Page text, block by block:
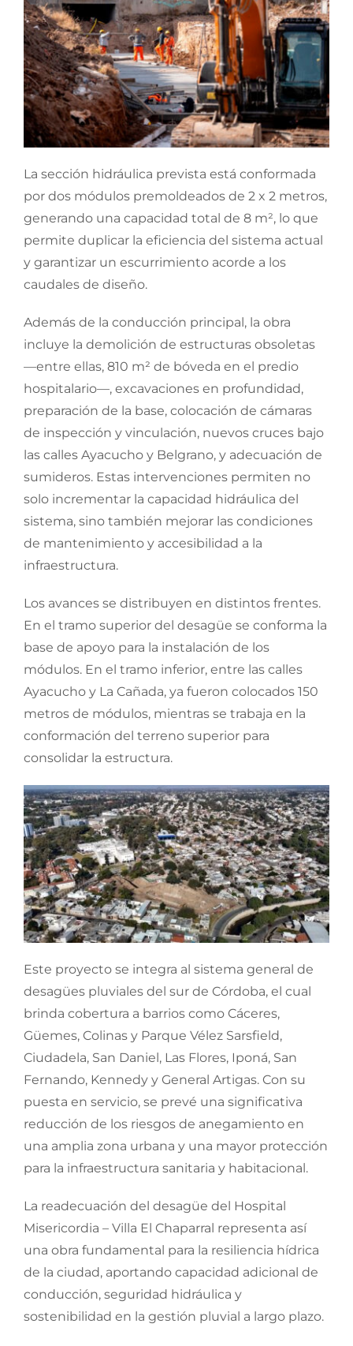
La sección hidráulica prevista está conformada
por dos módulos premoldeados de 2 x 2 metros,
generando una capacidad total de 8 m², lo que
permite duplicar la eficiencia del sistema actual
y garantizar un escurrimiento acorde a los
caudales de diseño.
Además de la conducción principal, la obra
incluye la demolición de estructuras obsoletas
—entre ellas, 810 m² de bóveda en el predio
hospitalario—, excavaciones en profundidad,
preparación de la base, colocación de cámaras
de inspección y vinculación, nuevos cruces bajo
las calles Ayacucho y Belgrano, y adecuación de
sumideros. Estas intervenciones permiten no
solo incrementar la capacidad hidráulica del
sistema, sino también mejorar las condiciones
de mantenimiento y accesibilidad a la
infraestructura.
Los avances se distribuyen en distintos frentes.
En el tramo superior del desagüe se conforma la
base de apoyo para la instalación de los
módulos. En el tramo inferior, entre las calles
Ayacucho y La Cañada, ya fueron colocados 150
metros de módulos, mientras se trabaja en la
conformación del terreno superior para
consolidar la estructura.
Este proyecto se integra al sistema general de
desagües pluviales del sur de Córdoba, el cual
brinda cobertura a barrios como Cáceres,
Güemes, Colinas y Parque Vélez Sarsfield,
Ciudadela, San Daniel, Las Flores, Iponá, San
Fernando, Kennedy y General Artigas. Con su
puesta en servicio, se prevé una significativa
reducción de los riesgos de anegamiento en
una amplia zona urbana y una mayor protección
para la infraestructura sanitaria y habitacional.
La readecuación del desagüe del Hospital
Misericordia – Villa El Chaparral representa así
una obra fundamental para la resiliencia hídrica
de la ciudad, aportando capacidad adicional de
conducción, seguridad hidráulica y
sostenibilidad en la gestión pluvial a largo plazo.